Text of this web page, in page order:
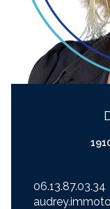
06.13.87.03.34